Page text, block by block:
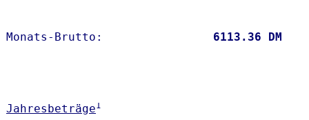
Monats-Brutto: 6113.36 DM
Jahresbeträge1